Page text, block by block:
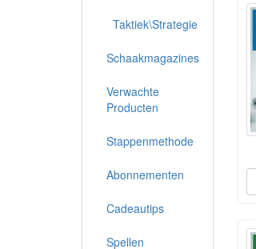
Taktiek\Strategie
Schaakmagazines
Verwachte
Producten
Stappenmethode
Abonnementen
Cadeautips
Spellen